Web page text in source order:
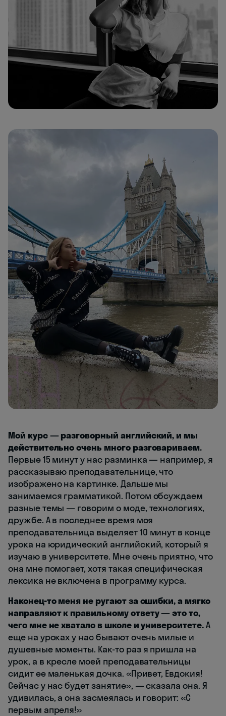
Мой курс — разговорный английский, и мы
действительно очень много разговариваем.
Первые 15 минут у нас разминка — например, я
рассказываю преподавательнице, что
изображено на картинке. Дальше мы
занимаемся грамматикой. Потом обсуждаем
разные темы — говорим о моде, технологиях,
дружбе. А в последнее время моя
преподавательница выделяет 10 минут в конце
урока на юридический английский, который я
изучаю в университете. Мне очень приятно, что
она мне помогает, хотя такая специфическая
лексика не включена в программу курса.
Наконец-то меня не ругают за ошибки, а мягко
направляют к правильному ответу — это то,
чего мне не хватало в школе и университете.А
еще на уроках у нас бывают очень милые и
душевные моменты. Как-то раз я пришла на
урок, а в кресле моей преподавательницы
сидит ее маленькая дочка. «Привет, Евдокия!
Сейчас у нас будет занятие», — сказала она. Я
удивилась, а она засмеялась и говорит: «С
первым апреля!»